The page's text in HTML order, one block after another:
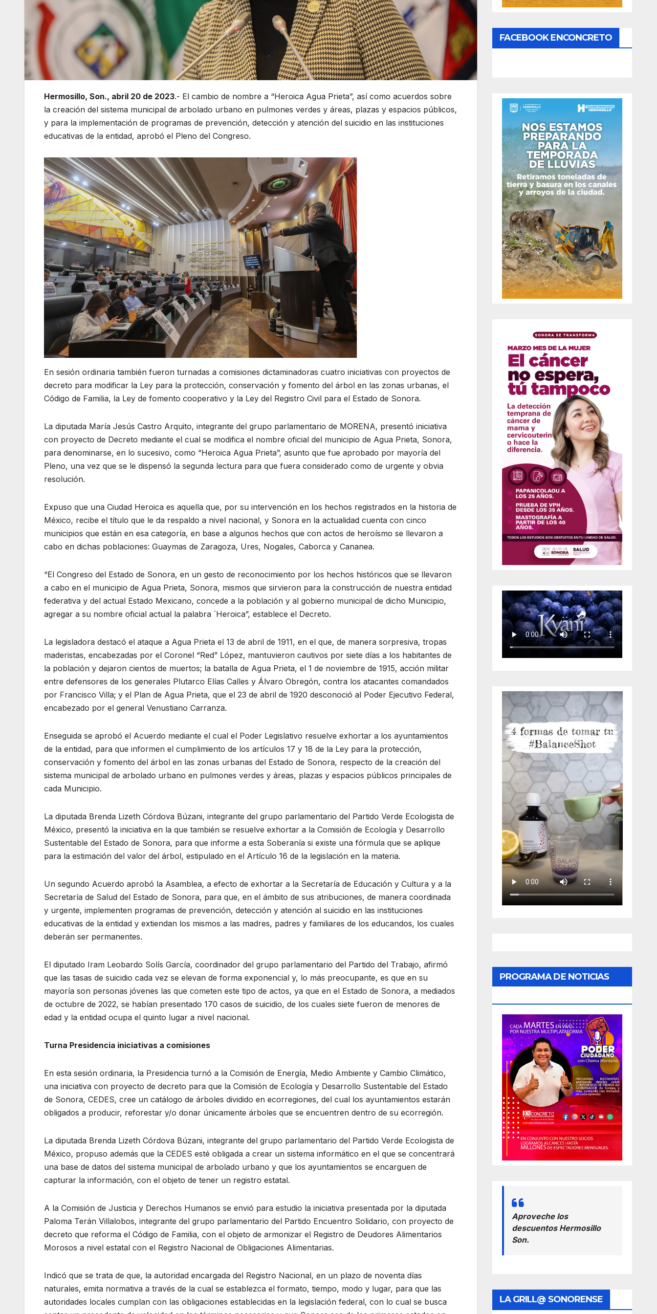
Hermosillo, Son., abril 20 de 2023.- El cambio de nombre a “Heroica Agua Prieta”, así como acuerdos sobre
la creación del sistema municipal de arbolado urbano en pulmones verdes y áreas, plazas y espacios públicos,
y para la implementación de programas de prevención, detección y atención del suicidio en las instituciones
educativas de la entidad, aprobó el Pleno del Congreso.
En sesión ordinaria también fueron turnadas a comisiones dictaminadoras cuatro iniciativas con proyectos de
decreto para modificar la Ley para la protección, conservación y fomento del árbol en las zonas urbanas, el
Código de Familia, la Ley de fomento cooperativo y la Ley del Registro Civil para el Estado de Sonora.
La diputada María Jesús Castro Arquito, integrante del grupo parlamentario de MORENA, presentó iniciativa
con proyecto de Decreto mediante el cual se modifica el nombre oficial del municipio de Agua Prieta, Sonora,
para denominarse, en lo sucesivo, como “Heroica Agua Prieta”, asunto que fue aprobado por mayoría del
Pleno, una vez que se le dispensó la segunda lectura para que fuera considerado como de urgente y obvia
resolución.
Expuso que una Ciudad Heroica es aquella que, por su intervención en los hechos registrados en la historia de
México, recibe el título que le da respaldo a nivel nacional, y Sonora en la actualidad cuenta con cinco
municipios que están en esa categoría, en base a algunos hechos que con actos de heroísmo se llevaron a
cabo en dichas poblaciones: Guaymas de Zaragoza, Ures, Nogales, Caborca y Cananea.
“El Congreso del Estado de Sonora, en un gesto de reconocimiento por los hechos históricos que se llevaron
a cabo en el municipio de Agua Prieta, Sonora, mismos que sirvieron para la construcción de nuestra entidad
federativa y del actual Estado Mexicano, concede a la población y al gobierno municipal de dicho Municipio,
agregar a su nombre oficial actual la palabra ´Heroica”, establece el Decreto.
La legisladora destacó el ataque a Agua Prieta el 13 de abril de 1911, en el que, de manera sorpresiva, tropas
maderistas, encabezadas por el Coronel “Red” López, mantuvieron cautivos por siete días a los habitantes de
la población y dejaron cientos de muertos; la batalla de Agua Prieta, el 1 de noviembre de 1915, acción militar
entre defensores de los generales Plutarco Elías Calles y Álvaro Obregón, contra los atacantes comandados
por Francisco Villa; y el Plan de Agua Prieta, que el 23 de abril de 1920 desconoció al Poder Ejecutivo Federal,
encabezado por el general Venustiano Carranza.
Enseguida se aprobó el Acuerdo mediante el cual el Poder Legislativo resuelve exhortar a los ayuntamientos
de la entidad, para que informen el cumplimiento de los artículos 17 y 18 de la Ley para la protección,
conservación y fomento del árbol en las zonas urbanas del Estado de Sonora, respecto de la creación del
sistema municipal de arbolado urbano en pulmones verdes y áreas, plazas y espacios públicos principales de
cada Municipio.
La diputada Brenda Lizeth Córdova Búzani, integrante del grupo parlamentario del Partido Verde Ecologista de
México, presentó la iniciativa en la que también se resuelve exhortar a la Comisión de Ecología y Desarrollo
Sustentable del Estado de Sonora, para que informe a esta Soberanía si existe una fórmula que se aplique
para la estimación del valor del árbol, estipulado en el Artículo 16 de la legislación en la materia.
Un segundo Acuerdo aprobó la Asamblea, a efecto de exhortar a la Secretaría de Educación y Cultura y a la
Secretaría de Salud del Estado de Sonora, para que, en el ámbito de sus atribuciones, de manera coordinada
y urgente, implementen programas de prevención, detección y atención al suicidio en las instituciones
educativas de la entidad y extiendan los mismos a las madres, padres y familiares de los educandos, los cuales
deberán ser permanentes.
El diputado Iram Leobardo Solís García, coordinador del grupo parlamentario del Partido del Trabajo, afirmó
que las tasas de suicidio cada vez se elevan de forma exponencial y, lo más preocupante, es que en su
mayoría son personas jóvenes las que cometen este tipo de actos, ya que en el Estado de Sonora, a mediados
de octubre de 2022, se habían presentado 170 casos de suicidio, de los cuales siete fueron de menores de
edad y la entidad ocupa el quinto lugar a nivel nacional.
Turna Presidencia iniciativas a comisiones
En esta sesión ordinaria, la Presidencia turnó a la Comisión de Energía, Medio Ambiente y Cambio Climático,
una iniciativa con proyecto de decreto para que la Comisión de Ecología y Desarrollo Sustentable del Estado
de Sonora, CEDES, cree un catálogo de árboles dividido en ecorregiones, del cual los ayuntamientos estarán
obligados a producir, reforestar y/o donar únicamente árboles que se encuentren dentro de su ecorregión.
La diputada Brenda Lizeth Córdova Búzani, integrante del grupo parlamentario del Partido Verde Ecologista de
México, propuso además que la CEDES esté obligada a crear un sistema informático en el que se concentrará
una base de datos del sistema municipal de arbolado urbano y que los ayuntamientos se encarguen de
capturar la información, con el objeto de tener un registro estatal.
A la Comisión de Justicia y Derechos Humanos se envió para estudio la iniciativa presentada por la diputada
Paloma Terán Villalobos, integrante del grupo parlamentario del Partido Encuentro Solidario, con proyecto de
decreto que reforma el Código de Familia, con el objeto de armonizar el Registro de Deudores Alimentarios
Morosos a nivel estatal con el Registro Nacional de Obligaciones Alimentarias.
Indicó que se trata de que, la autoridad encargada del Registro Nacional, en un plazo de noventa días
naturales, emita normativa a través de la cual se establezca el formato, tiempo, modo y lugar, para que las
autoridades locales cumplan con las obligaciones establecidas en la legislación federal, con lo cual se busca
FACEBOOK ENCONCRETO
PROGRAMA DE NOTICIAS
Aproveche los
descuentos Hermosillo
Son.
LA GRILL@ SONORENSE